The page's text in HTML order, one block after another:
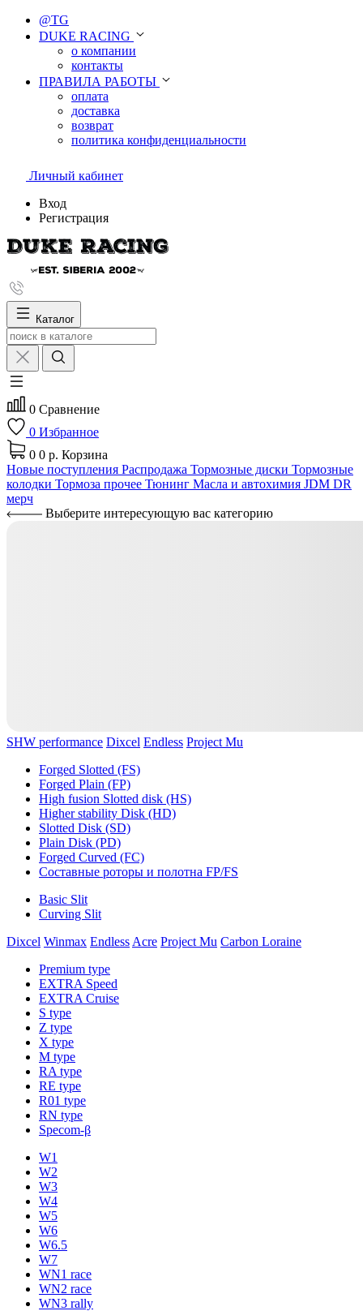
@TG
DUKE RACING
о компании
контакты
ПРАВИЛА РАБОТЫ
оплата
доставка
возврат
политика конфиденциальности
Личный кабинет
Вход
Регистрация
Каталог
0 Сравнение
0 Избранное
0 0 р. Корзина
Новые поступления Распродажа Тормозные диски Тормозные
колодки Тормоза прочее Тюнинг Масла и автохимия JDM DR
мерч
Выберите интересующую вас категорию
SHW performance Dixcel Endless Project Mu
Forged Slotted (FS)
Forged Plain (FP)
High fusion Slotted disk (HS)
Higher stability Disk (HD)
Slotted Disk (SD)
Plain Disk (PD)
Forged Curved (FC)
Составные роторы и полотна FP/FS
Basic Slit
Curving Slit
Dixcel Winmax Endless Acre Project Mu Carbon Loraine
Premium type
EXTRA Speed
EXTRA Cruise
S type
Z type
X type
M type
RA type
RE type
R01 type
RN type
Specom-β
W1
W2
W3
W4
W5
W6
W6.5
W7
WN1 race
WN2 race
WN3 rally